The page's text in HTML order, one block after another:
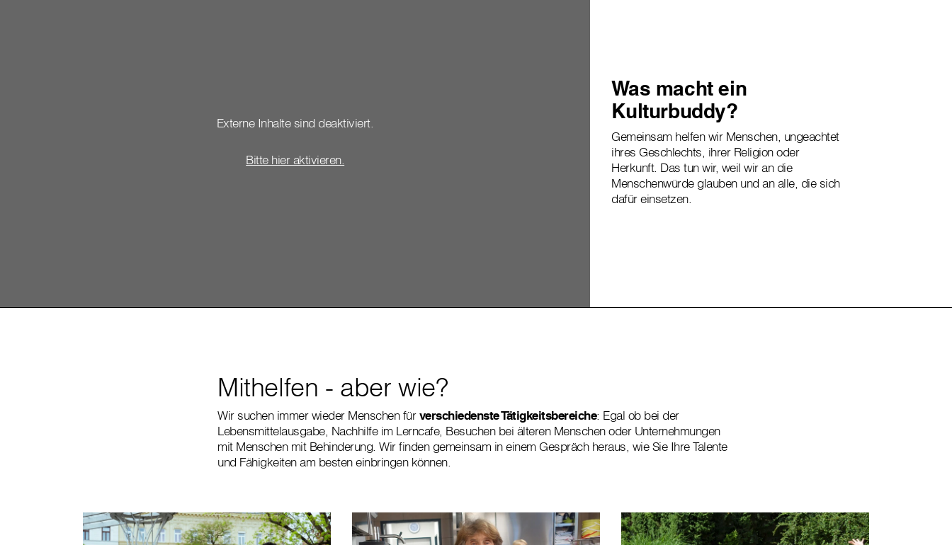
Externe Inhalte sind deaktiviert.
Bitte hier aktivieren.
Was macht ein
Kulturbuddy?
Gemeinsam helfen wir Menschen, ungeachtet
ihres Geschlechts, ihrer Religion oder
Herkunft. Das tun wir, weil wir an die
Menschenwürde glauben und an alle, die sich
dafür einsetzen.
Mithelfen - aber wie?
Wir suchen immer wieder Menschen fürverschiedenste Tätigkeitsbereiche: Egal ob bei der
Lebensmittelausgabe, Nachhilfe im Lerncafe, Besuchen bei älteren Menschen oder Unternehmungen
mit Menschen mit Behinderung. Wir finden gemeinsam in einem Gespräch heraus, wie Sie Ihre Talente
und Fähigkeiten am besten einbringen können.